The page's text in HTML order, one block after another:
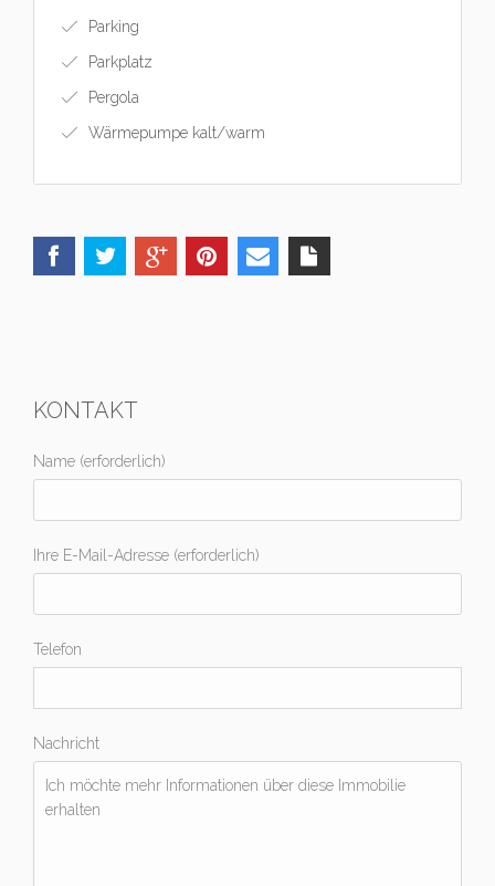
Parking
Parkplatz
Pergola
Wärmepumpe kalt/warm
KONTAKT
Name (erforderlich)
Ihre E-Mail-Adresse (erforderlich)
Telefon
Nachricht